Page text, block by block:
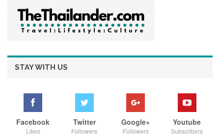
กล่าวยังคงเป็นหัวใจสำคัญของเรา โดยเรายังคงเดินหน้าผสาน
ศักยภาพของเทคโนโลยีและระบบนิเวศของเรา เพื่อสนับสนุนผู้
ประกอบการ โดยเฉพาะธุรกิจขนาดเล็กและ MSMEs ให้สามารถ
ของตนได้ในอย่างยั่งยืนในยุคดิจิทัล”
ข้างสังคมไทย และมีส่วนสนับสนุนผู้ประกอบการไทยให้เข้าถึง
โอกาสทางธุรกิจบนโลกออนไลน์ การเปิดตัวโปรแกรม ‘ไทยช่วย
ไทยกับช้อปปี้: สนับสนุนการเติบโตร้านค้าไทยรายย่อย’ สะท้อนถึง
ความมุ่งมั่นอย่างต่อเนื่องของเราในการสนับสนุนการเปลี่ยนผ่านสู่
STAY WITH US
Facebook
Likes
Twitter
Followers
Google+
Followers
Youtube
Subscribers